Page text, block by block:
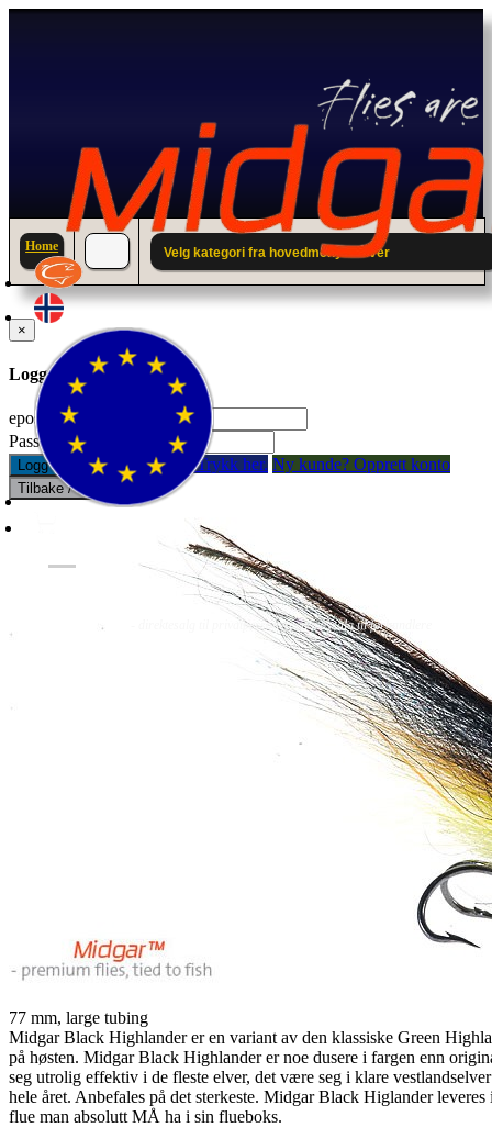
Fluebinding Kurs & Guiding
- direktesalg til privatpersoner, engrossalg til forhandlere
Home Velg kategori fra hovedmenyen over
×
Logg inn til din konto.
epostadresse:
Passord:
Logg inn Glemt passord? Trykk her. Ny kunde? Opprett konto
Tilbake / Lukk
77 mm, large tubing
Midgar Black Highlander er en variant av den klassiske Green
på høsten. Midgar Black Highlander er noe dusere i fargen enn
seg utrolig effektiv i de fleste elver, det være seg i klare
hele året. Anbefales på det sterkeste. Midgar Black Higlander
flue man absolutt MÅ ha i sin flueboks.